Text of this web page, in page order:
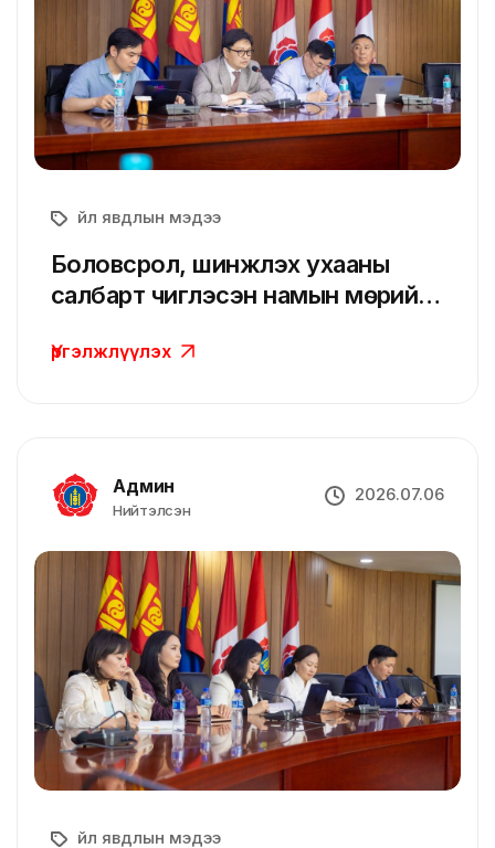
Үйл явдлын мэдээ
Боловсрол, шинжлэх ухааны
салбарт чиглэсэн намын мөрийн
хэлэлцлээ
Үргэлжлүүлэх
Админ
Нийтэлсэн
2026.07.06
Үйл явдлын мэдээ